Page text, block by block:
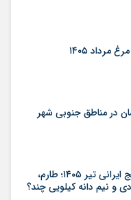
۱۴۰۵
در مناطق جنوبی شهر
قیمت جدید انواع برنج ایرانی تیر ۱۴۰۵؛ طارم،
و نیم دانه کیلویی چند؟